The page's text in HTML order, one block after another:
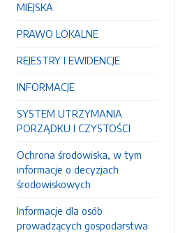
MIEJSKA
PRAWO LOKALNE
REJESTRY I EWIDENCJE
INFORMACJE
SYSTEM UTRZYMANIA
PORZĄDKU I CZYSTOŚCI
Ochrona środowiska, w tym
informacje o decyzjach
środowiskowych
Informacje dla osób
prowadzących gospodarstwa